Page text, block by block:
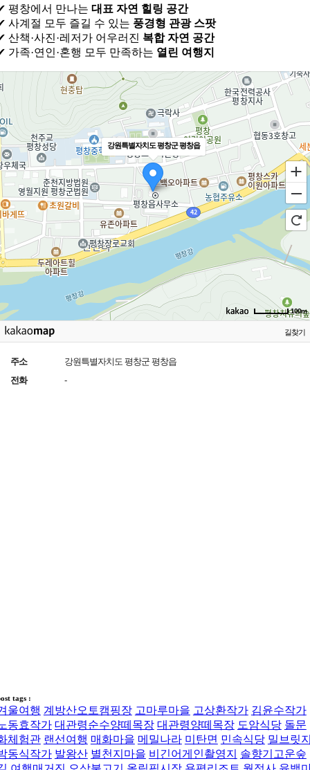
평창에서 만나는 대표 자연 힐링 공간
사계절 모두 즐길 수 있는 풍경형 관광 스팟
산책·사진·레저가 어우러진 복합 자연 공간
가족·연인·혼행 모두 만족하는 열린 여행지
강원특별자치도 평창군 평창읍
100m
길찾기
주소
강원특별자치도 평창군 평창읍
전화
-
tags :
울여행 계방산오토캠핑장 고마루마을 고상환작가 김윤수작가
동효작가 대관령순수양떼목장 대관령양떼목장 도암식당 돌문
체험관 랜선여행 매화마을 메밀나라 미탄면 민속식당 밀브릿
동식작가 발왕산 별천지마을 비긴어게인촬영지
솔향기고운숲